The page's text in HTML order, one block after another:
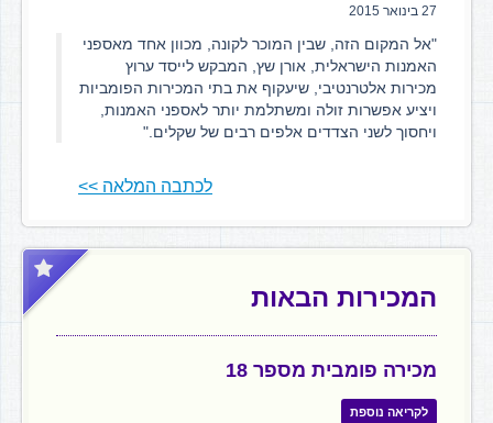
27 בינואר 2015
"אל המקום הזה, שבין המוכר לקונה, מכוון אחד מאספני
האמנות הישראלית, אורן שץ, המבקש לייסד ערוץ
מכירות אלטרנטיבי, שיעקוף את בתי המכירות הפומביות
ויציע אפשרות זולה ומשתלמת יותר לאספני האמנות,
ויחסוך לשני הצדדים אלפים רבים של שקלים."
לכתבה המלאה >>
המכירות הבאות
מכירה פומבית מספר 18
לקריאה נוספת